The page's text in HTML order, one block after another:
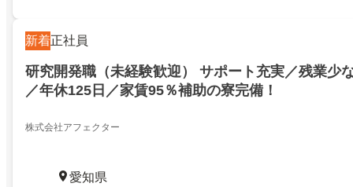
新着正社員
研究開発職（未経験歓迎） サポート充実／残業少
／年休125日／家賃95％補助の寮完備！
株式会社アフェクター
愛知県